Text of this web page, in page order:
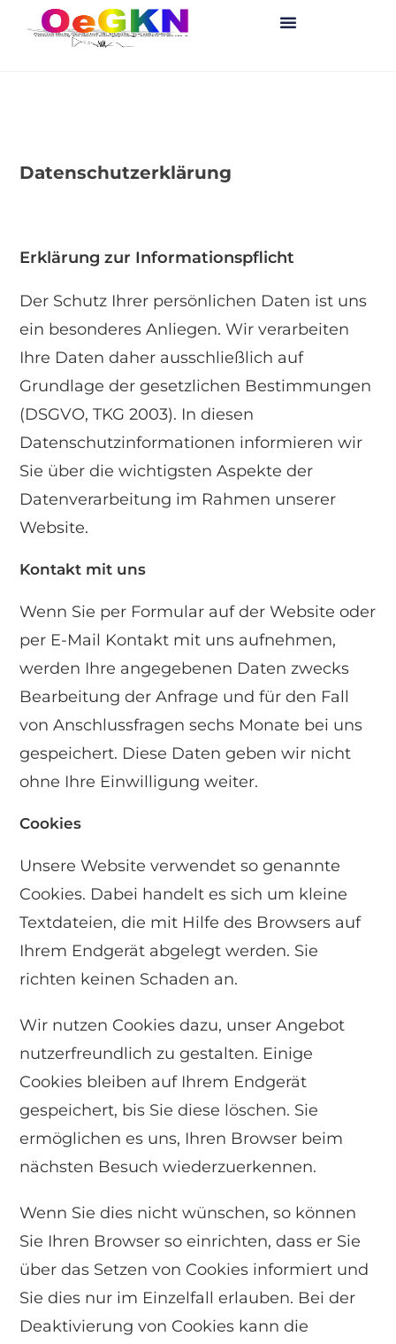
Datenschutzerklärung
Erklärung zur Informationspflicht
Der Schutz Ihrer persönlichen Daten ist uns
ein besonderes Anliegen. Wir verarbeiten
Ihre Daten daher ausschließlich auf
Grundlage der gesetzlichen Bestimmungen
(DSGVO, TKG 2003). In diesen
Datenschutzinformationen informieren wir
Sie über die wichtigsten Aspekte der
Datenverarbeitung im Rahmen unserer
Website.
Kontakt mit uns
Wenn Sie per Formular auf der Website oder
per E-Mail Kontakt mit uns aufnehmen,
werden Ihre angegebenen Daten zwecks
Bearbeitung der Anfrage und für den Fall
von Anschlussfragen sechs Monate bei uns
gespeichert. Diese Daten geben wir nicht
ohne Ihre Einwilligung weiter.
Cookies
Unsere Website verwendet so genannte
Cookies. Dabei handelt es sich um kleine
Textdateien, die mit Hilfe des Browsers auf
Ihrem Endgerät abgelegt werden. Sie
richten keinen Schaden an.
Wir nutzen Cookies dazu, unser Angebot
nutzerfreundlich zu gestalten. Einige
Cookies bleiben auf Ihrem Endgerät
gespeichert, bis Sie diese löschen. Sie
ermöglichen es uns, Ihren Browser beim
nächsten Besuch wiederzuerkennen.
Wenn Sie dies nicht wünschen, so können
Sie Ihren Browser so einrichten, dass er Sie
über das Setzen von Cookies informiert und
Sie dies nur im Einzelfall erlauben. Bei der
Deaktivierung von Cookies kann die